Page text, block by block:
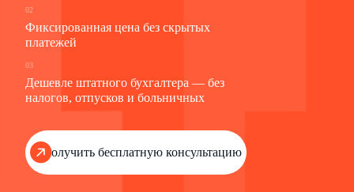
02
Фиксированная цена без скрытых
платежей
03
Дешевле штатного бухгалтера — без
налогов, отпусков и больничных
Получить бесплатную консультацию